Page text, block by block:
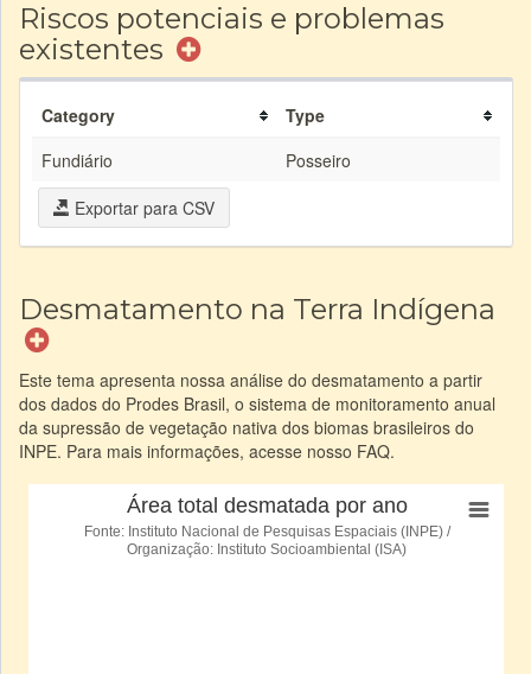
Riscos potenciais e problemas
existentes
Category
Type
Fundiário
Posseiro
Exportar para CSV
Desmatamento na Terra Indígena
Este tema apresenta nossa análise do desmatamento a partir
dos dados do Prodes Brasil, o sistema de monitoramento anual
da supressão de vegetação nativa dos biomas brasileiros do
INPE. Para mais informações, acesse nosso FAQ.